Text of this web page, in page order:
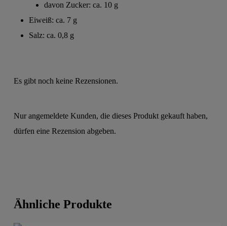
davon Zucker: ca. 10 g
Eiweiß: ca. 7 g
Salz: ca. 0,8 g
Es gibt noch keine Rezensionen.
Nur angemeldete Kunden, die dieses Produkt gekauft haben,
dürfen eine Rezension abgeben.
Ähnliche Produkte